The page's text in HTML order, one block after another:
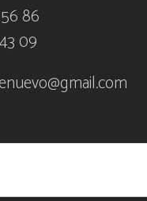
86
09